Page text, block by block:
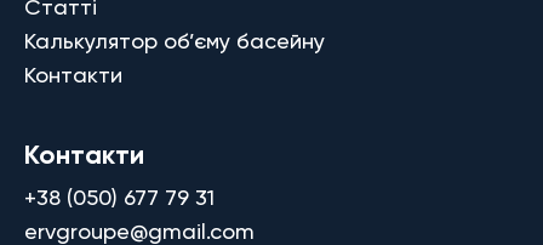
Статті
Калькулятор об’єму басейну
Контакти
Контакти
+38 (050) 677 79 31
ervgroupe@gmail.com